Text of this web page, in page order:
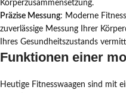
Körperzusammensetzung.
Präzise Messung: Moderne
zuverlässige Messung Ihrer
Ihres Gesundheitszustands
Funktionen einer
Heutige Fitnesswaagen sind mit